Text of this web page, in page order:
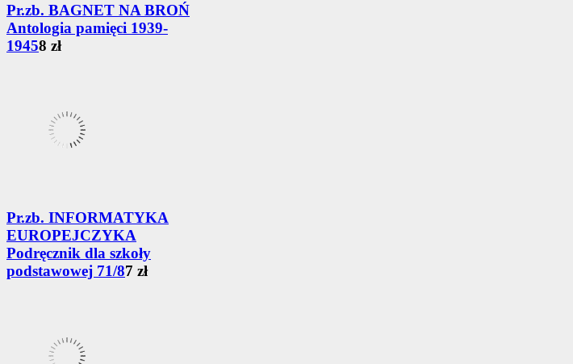
Pr.zb. BAGNET NA BROŃ
Antologia pamięci 1939-
19458 zł
Pr.zb. INFORMATYKA
EUROPEJCZYKA
Podręcznik dla szkoły
podstawowej 71/87 zł